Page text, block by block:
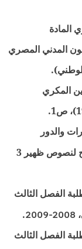
807 من القانون المدني المصري
المقسمة إلى شقق أو طبقات أو محلات (شرح لنصوص ظهير 3
الثالث
.
الثالث